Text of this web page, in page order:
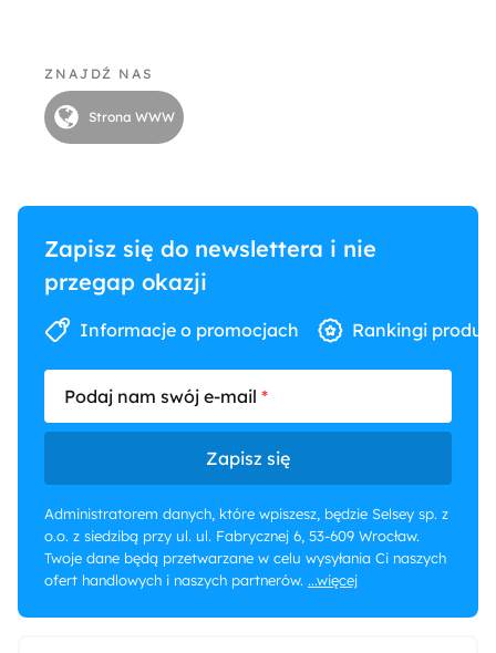
ZNAJDŹ NAS
Strona WWW
Zapisz się do newslettera i nie
przegap okazji
Informacje o promocjach Rankingi
Podaj nam swój e-mail
Zapisz się
Administratorem danych, które wpiszesz, będzie Selsey sp. z
o.o. z siedzibą przy ul. ul. Fabrycznej 6, 53-609 Wrocław.
Twoje dane będą przetwarzane w celu wysyłania Ci naszych
ofert handlowych i naszych partnerów. ...więcej